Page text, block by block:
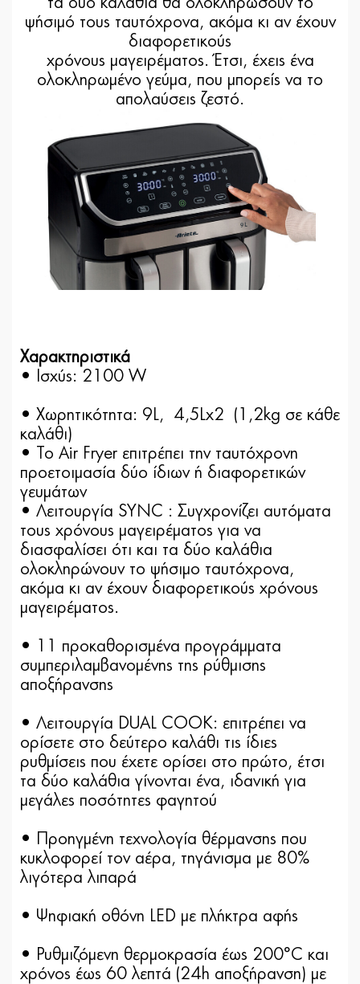
ψήσιμό τους ταυτόχρονα, ακόμα κι αν έχουν
διαφορετικούς
χρόνους μαγειρέματος. Έτσι, έχεις ένα
ολοκληρωμένο γεύμα, που μπορείς να το
απολαύσεις ζεστό.
Χαρακτηριστικά
• Ισχύς: 2100 W
• Χωρητικότητα: 9L, 4,5Lx2 (1,2kg σε κάθε
καλάθι)
• Το Air Fryer επιτρέπει την ταυτόχρονη
προετοιμασία δύο ίδιων ή διαφορετικών
γευμάτων
• Λειτουργία SYNC : Συγχρονίζει αυτόματα
τους χρόνους μαγειρέματος για να
διασφαλίσει ότι και τα δύο καλάθια
ολοκληρώνουν το ψήσιμο ταυτόχρονα,
ακόμα κι αν έχουν διαφορετικούς χρόνους
μαγειρέματος.
• 11 προκαθορισμένα προγράμματα
συμπεριλαμβανομένης της ρύθμισης
αποξήρανσης
• Λειτουργία DUAL COOK: επιτρέπει να
ορίσετε στο δεύτερο καλάθι τις ίδιες
ρυθμίσεις που έχετε ορίσει στο πρώτο, έτσι
τα δύο καλάθια γίνονται ένα, ιδανική για
μεγάλες ποσότητες φαγητού
• Προηγμένη τεχνολογία θέρμανσης που
κυκλοφορεί τον αέρα, τηγάνισμα με 80%
λιγότερα λιπαρά
• Ψηφιακή οθόνη LED με πλήκτρα αφής
• Ρυθμιζόμενη θερμοκρασία έως 200°C και
χρόνος έως 60 λεπτά (24h αποξήρανση) με